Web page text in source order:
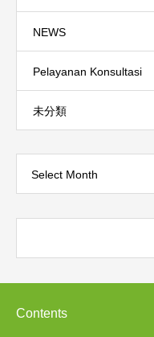
NEWS
Pelayanan Konsultasi
未分類
Select Month
Contents